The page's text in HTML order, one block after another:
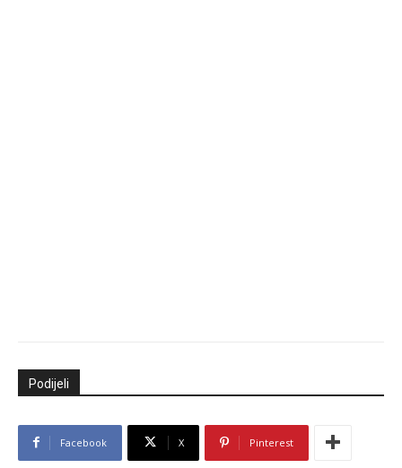
Podijeli
Facebook X Pinterest